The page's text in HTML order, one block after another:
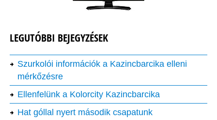
LEGUTÓBBI BEJEGYZÉSEK
Szurkolói információk a Kazincbarcika elleni
mérkőzésre
Ellenfelünk a Kolorcity Kazincbarcika
Hat góllal nyert második csapatunk